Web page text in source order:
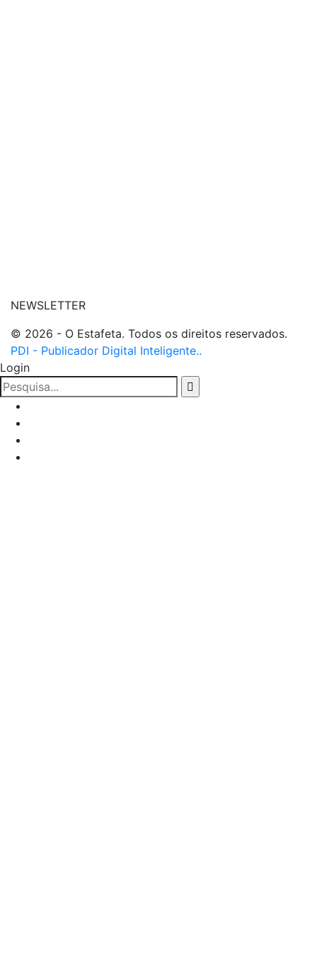
NEWSLETTER
© 2026 - O Estafeta. Todos os direitos reservados.
PDI - Publicador Digital Inteligente..
Login